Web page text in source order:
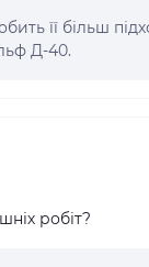
її більш
Д-40.
робіт?